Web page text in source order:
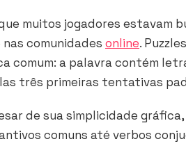
muitos jogadores estavam
comunidades online.
comum: a palavra contém
três primeiras tentativas
de sua simplicidade
comuns até verbos